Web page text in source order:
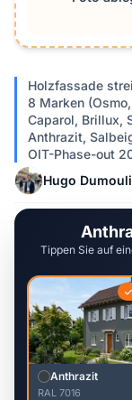
Holzfassade
8 Marken
Caparol, Brillux,
Anthrazit,
OIT-Phase-out
Hugo
Tippen Sie auf
Anthrazit
RAL 7016